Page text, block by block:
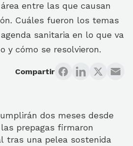
entre las que causan
Cuáles fueron los temas
sanitaria en lo que va
y cómo se resolvieron.
Compartir
dos meses desde
prepagas firmaron
tras una pelea sostenida